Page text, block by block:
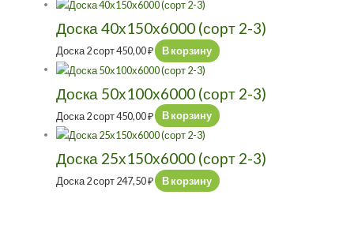
Доска 40х150х6000 (сорт 2-3)
Доска 2 сорт450,00₽ В корзину
Доска 50х100х6000 (сорт 2-3)
Доска 2 сорт450,00₽ В корзину
Доска 25х150х6000 (сорт 2-3)
Доска 2 сорт247,50₽ В корзину